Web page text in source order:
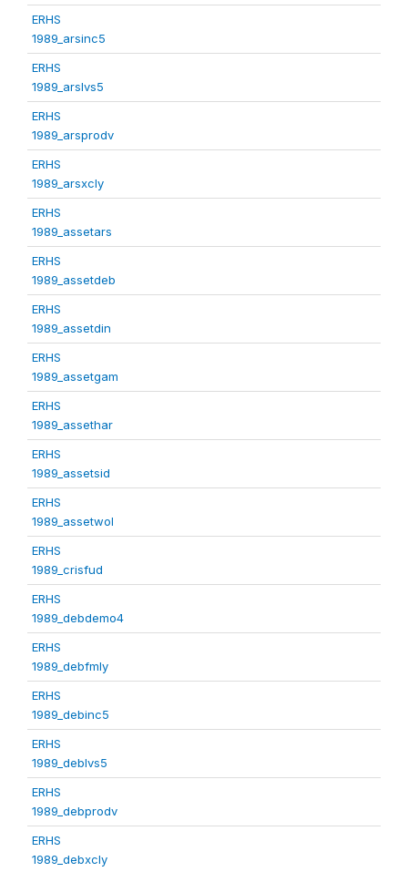
ERHS
1989_arsinc5
ERHS
1989_arslvs5
ERHS
1989_arsprodv
ERHS
1989_arsxcly
ERHS
1989_assetars
ERHS
1989_assetdeb
ERHS
1989_assetdin
ERHS
1989_assetgam
ERHS
1989_assethar
ERHS
1989_assetsid
ERHS
1989_assetwol
ERHS
1989_crisfud
ERHS
1989_debdemo4
ERHS
1989_debfmly
ERHS
1989_debinc5
ERHS
1989_deblvs5
ERHS
1989_debprodv
ERHS
1989_debxcly